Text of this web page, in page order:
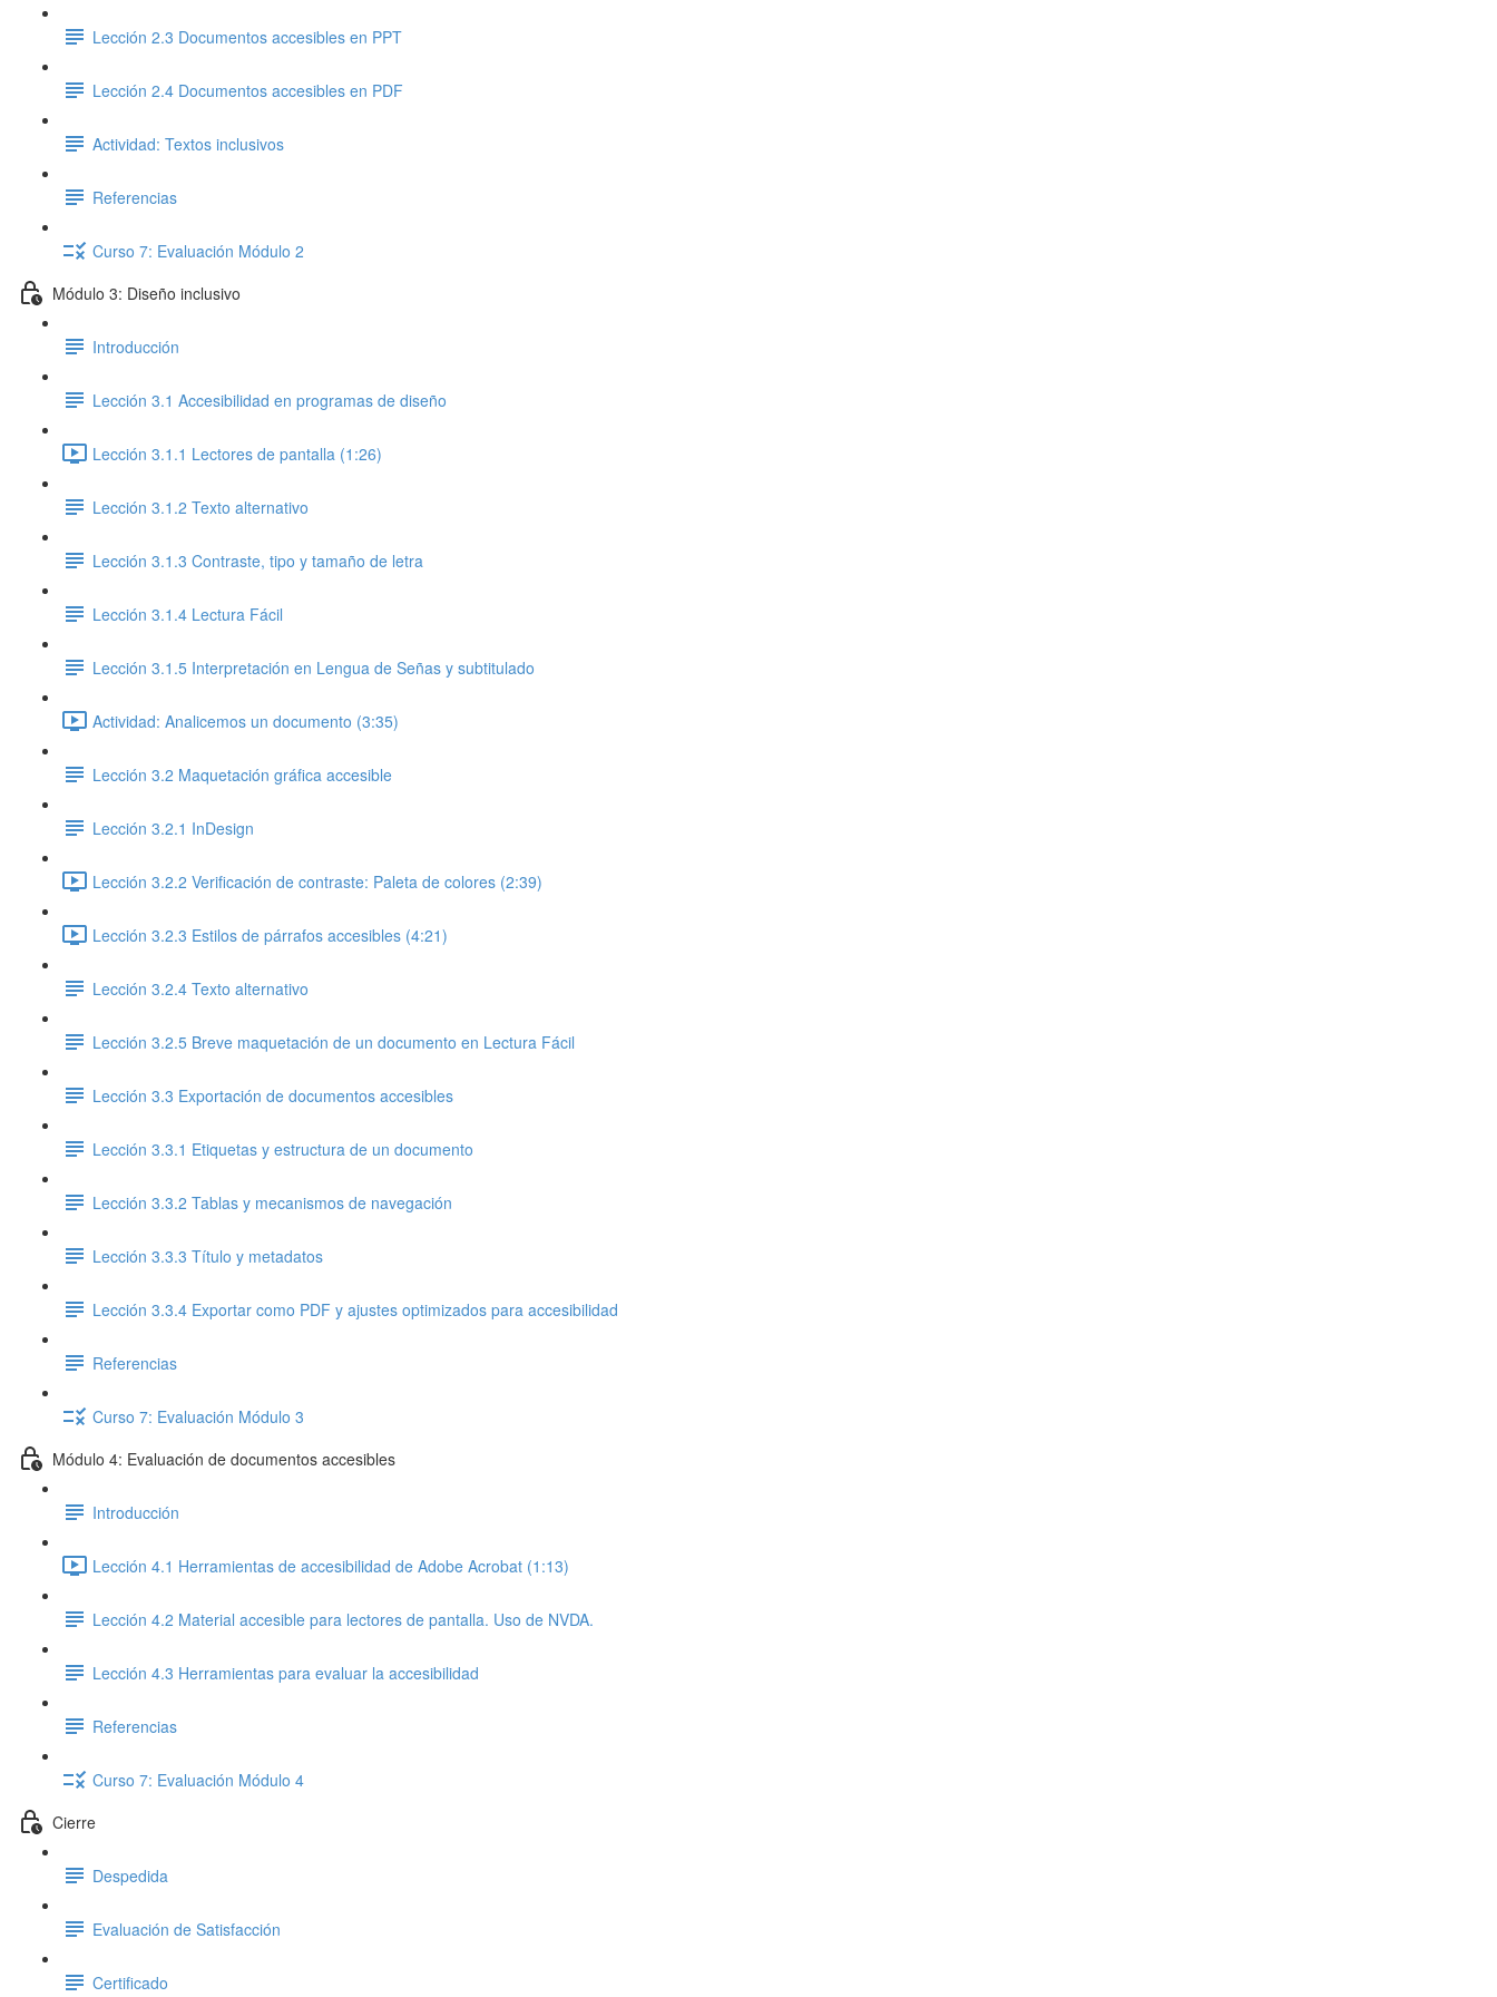
Lección 2.3 Documentos accesibles en PPT
Lección 2.4 Documentos accesibles en PDF
Actividad: Textos inclusivos
Referencias
Curso 7: Evaluación Módulo 2
Módulo 3: Diseño inclusivo
Introducción
Lección 3.1 Accesibilidad en programas de diseño
Lección 3.1.1 Lectores de pantalla (1:26)
Lección 3.1.2 Texto alternativo
Lección 3.1.3 Contraste, tipo y tamaño de letra
Lección 3.1.4 Lectura Fácil
Lección 3.1.5 Interpretación en Lengua de Señas y subtitulado
Actividad: Analicemos un documento (3:35)
Lección 3.2 Maquetación gráfica accesible
Lección 3.2.1 InDesign
Lección 3.2.2 Verificación de contraste: Paleta de colores (2:39)
Lección 3.2.3 Estilos de párrafos accesibles (4:21)
Lección 3.2.4 Texto alternativo
Lección 3.2.5 Breve maquetación de un documento en Lectura Fácil
Lección 3.3 Exportación de documentos accesibles
Lección 3.3.1 Etiquetas y estructura de un documento
Lección 3.3.2 Tablas y mecanismos de navegación
Lección 3.3.3 Título y metadatos
Lección 3.3.4 Exportar como PDF y ajustes optimizados para accesibilidad
Referencias
Curso 7: Evaluación Módulo 3
Módulo 4: Evaluación de documentos accesibles
Introducción
Lección 4.1 Herramientas de accesibilidad de Adobe Acrobat (1:13)
Lección 4.2 Material accesible para lectores de pantalla. Uso de NVDA.
Lección 4.3 Herramientas para evaluar la accesibilidad
Referencias
Curso 7: Evaluación Módulo 4
Cierre
Despedida
Evaluación de Satisfacción
Certificado